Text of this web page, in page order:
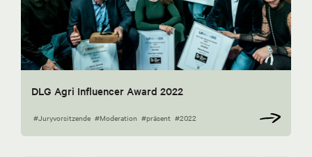
DLG Agri Influencer Award 2022
#Juryvorsitzende #Moderation #präsent #2022